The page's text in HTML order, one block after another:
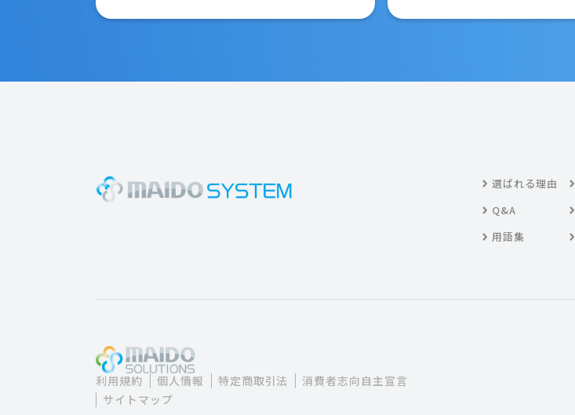
選ばれる理由
Q&A
用語集
利用規約 個人情報 特定商取引法
消費者志向自主宣言
サイトマップ